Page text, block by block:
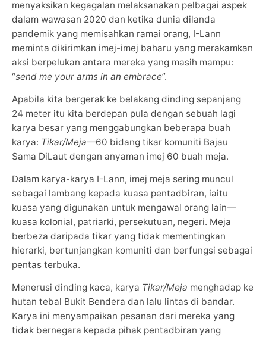
menyaksikan kegagalan melaksanakan pelbagai aspek
dalam wawasan 2020 dan ketika dunia dilanda
pandemik yang memisahkan ramai orang, I-Lann
meminta dikirimkan imej-imej baharu yang merakamkan
aksi berpelukan antara mereka yang masih mampu:
“send me your arms in an embrace”.
Apabila kita bergerak ke belakang dinding sepanjang
24 meter itu kita berdepan pula dengan sebuah lagi
karya besar yang menggabungkan beberapa buah
karya: Tikar/Meja—60 bidang tikar komuniti Bajau
Sama DiLaut dengan anyaman imej 60 buah meja.
Dalam karya-karya I-Lann, imej meja sering muncul
sebagai lambang kepada kuasa pentadbiran, iaitu
kuasa yang digunakan untuk mengawal orang lain—
kuasa kolonial, patriarki, persekutuan, negeri. Meja
berbeza daripada tikar yang tidak mementingkan
hierarki, bertunjangkan komuniti dan berfungsi sebagai
pentas terbuka.
Menerusi dinding kaca, karya Tikar/Meja menghadap ke
hutan tebal Bukit Bendera dan lalu lintas di bandar.
Karya ini menyampaikan pesanan dari mereka yang
tidak bernegara kepada pihak pentadbiran yang